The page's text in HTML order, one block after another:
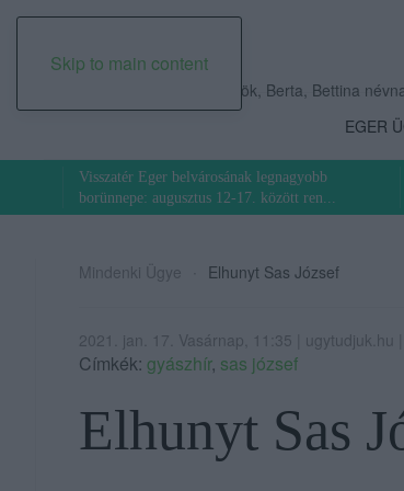
Skip to main content
2026. augusztus 06., csütörtök, Berta, Bettina
EGER
Visszatér Eger belvárosának legnagyobb
borünnepe: augusztus 12-17. között ren...
Mindenki Ügye Elhunyt Sas József
2021. jan. 17. Vasárnap, 11:35 | ugytudjuk.hu
Címkék: gyászhír, sas józsef
Elhunyt Sas